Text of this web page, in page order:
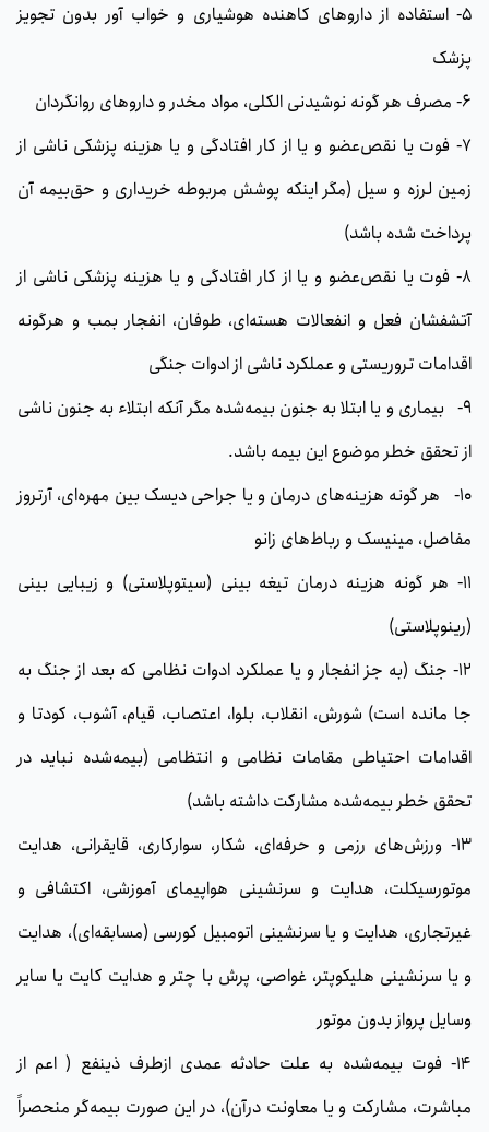
5- استفاده از داروهای کاهنده هوشیاری و خواب آور بدون تجویز
پزشک
6- مصرف هر گونه نوشیدنی الکلی، مواد مخدر و داروهای روانگردان
7- فوت یا نقص‌عضو و یا از کار افتادگی و یا هزینه پزشکی ناشی از
زمین لرزه و سیل (مگر اینکه پوشش مربوطه خریداری و حق‌بیمه آن
پرداخت شده باشد)
8- فوت یا نقص‌عضو و یا از كار افتادگی و یا هزینه پزشکی ناشی از
آتشفشان فعل و انفعالات هسته‌ای، طوفان، انفجار بمب و هرگونه
اقدامات تروریستی و عملكرد ناشی از ادوات جنگی
9- بیماری و یا ابتلا به جنون بیمه‌شده مگر آنكه ابتلاء به جنون ناشی
از تحقق خطر موضوع این بیمه باشد.
10- هر گونه هزینه‌های درمان و یا جراحی دیسک بین مهره‌ای، آرتروز
مفاصل، مینیسک و رباط‌های زانو
11- هر گونه هزینه درمان تیغه بینی (سیتوپلاستی) و زیبایی بینی
(رینوپلاستی)
12- جنگ (به جز انفجار و یا عملکرد ادوات نظامی که بعد از جنگ به
جا مانده است) شورش، انقلاب، بلوا، اعتصاب، قیام، آشوب، کودتا و
اقدامات احتیاطی مقامات نظامی و انتظامی (بیمه‌شده نباید در
تحقق خطر بیمه‌شده مشارکت داشته باشد)
13- ورزش‌های رزمی و حرفه‌ای، شکار، سوارکاری، قایقرانی، هدایت
موتورسیکلت، هدایت و سرنشینی هواپیمای آموزشی، اکتشافی و
غیرتجاری، هدایت و یا سرنشینی اتومبیل کورسی (مسابقه‌ای)، هدایت
و یا سرنشینی هلیکوپتر، غواصی، پرش با چتر و هدایت کایت یا سایر
وسایل پرواز بدون موتور
14- فوت بیمه‌شده به علت حادثه عمدی ازطرف ذینفع ( اعم از
مباشرت، مشاركت و یا معاونت درآن)، در این صورت بیمه‌گر منحصراً